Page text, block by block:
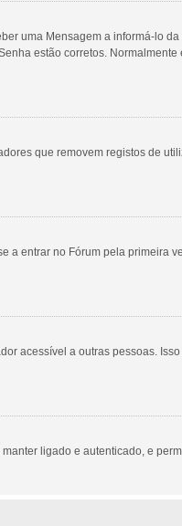
uma Mensagem a informá-lo
estão corretos.
que removem registos de
entrar no Fórum pela primeira
acessível a outras pessoas.
ligado e autenticado, e